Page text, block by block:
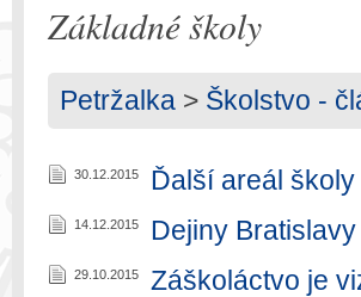
Základné školy
Petržalka > Školstvo -
30.12.2015 Ďalší areál
14.12.2015 Dejiny
29.10.2015 Záškoláctvo je